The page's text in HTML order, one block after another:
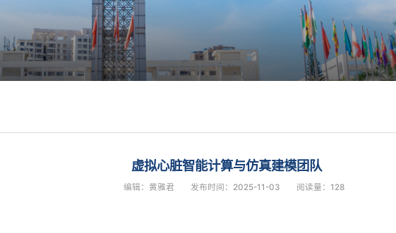
虚拟心脏智能计算与仿真建模团队
编辑：黄雅君 发布时间：2025-11-03 阅读量： 128